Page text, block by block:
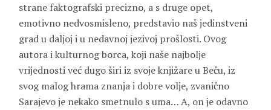
strane faktografski precizno, a s druge opet,
emotivno nedvosmisleno, predstavio naš jedinstveni
grad u daljoj i u nedavnoj jezivoj prošlosti. Ovog
autora i kulturnog borca, koji naše najbolje
vrijednosti već dugo širi iz svoje knjižare u Beču, iz
svog malog hrama znanja i dobre volje, zvanično
Sarajevo je nekako smetnulo s uma… A, on je odavno